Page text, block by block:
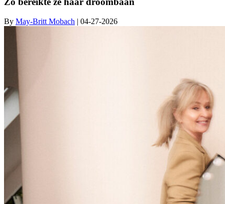
By May-Britt Mobach | 04-27-2026